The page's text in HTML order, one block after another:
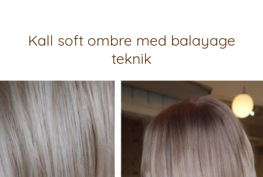
Kall soft ombre med balayage
teknik